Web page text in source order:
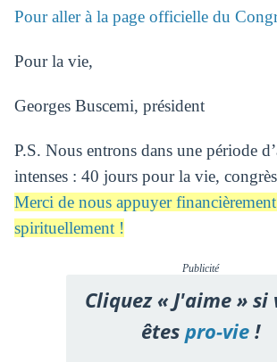
Pour aller à la page officielle du
Pour la vie,
Georges Buscemi, président
P.S. Nous entrons dans une période
intenses : 40 jours pour la vie,
Merci de nous appuyer
spirituellement !
Publicité
Cliquez « J'aime » si
êtespro-vie!